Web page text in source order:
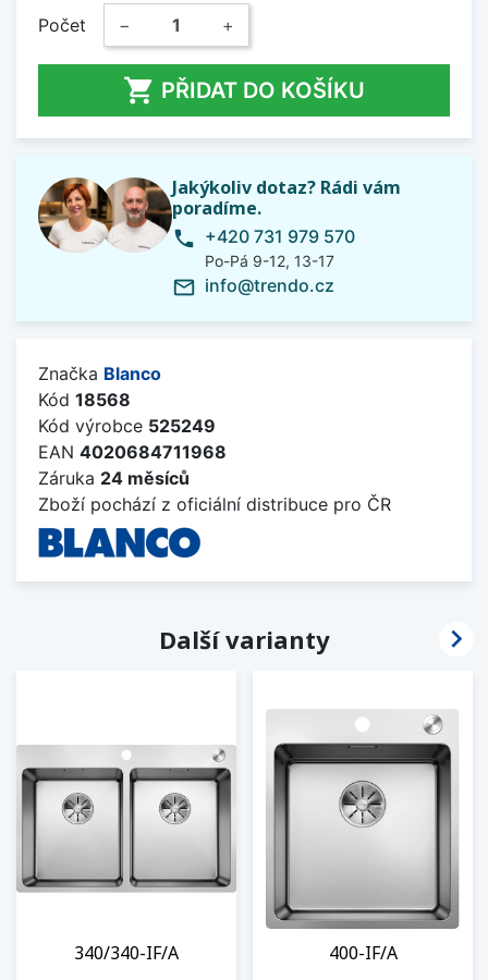
Počet − +
 PŘIDAT DO KOŠÍKU
Jakýkoliv dotaz? Rádi vám
poradíme.
phone +420 731 979 570
Po-Pá 9-12, 13-17
mail_outline info@trendo.cz
Značka Blanco
Kód 18568
Kód výrobce 525249
EAN 4020684711968
Záruka 24 měsíců
Zboží pochází z oficiální distribuce pro ČR
Další varianty
340/340-IF/A 400-IF/A
